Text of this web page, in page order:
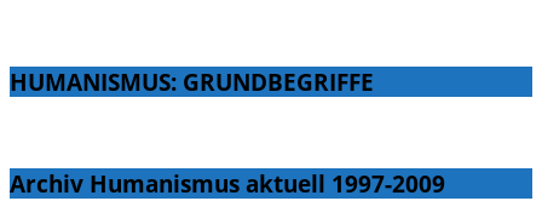
HUMANISMUS: GRUNDBEGRIFFE
Archiv Humanismus aktuell 1997-2009